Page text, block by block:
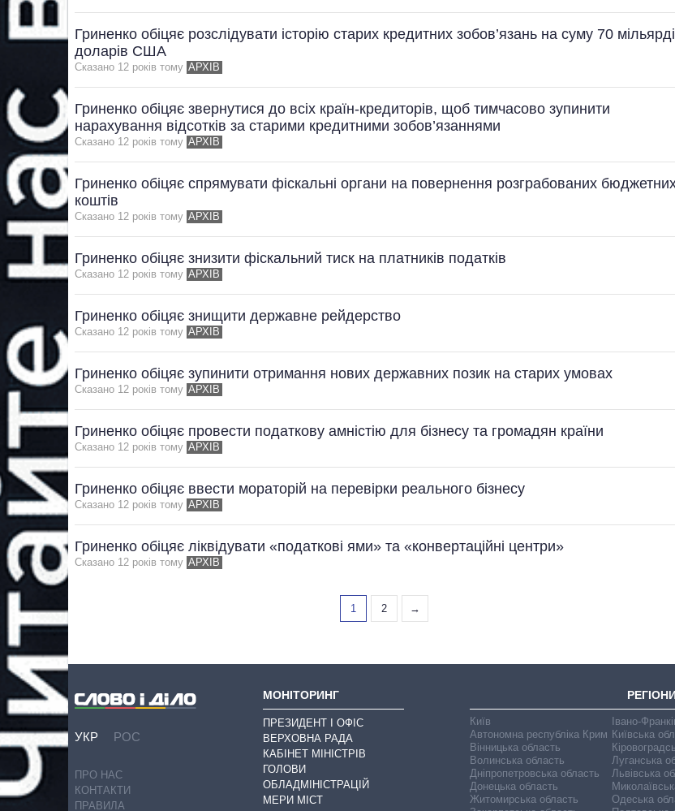
Гриненко обіцяє розслідувати історію старих кредитних зобов’язань на суму 70
доларів США
Сказано 12 рокiв тому АРХІВ
Гриненко обіцяє звернутися до всіх країн-кредиторів, щоб тимчасово зупинити
нарахування відсотків за старими кредитними зобов’язаннями
Сказано 12 рокiв тому АРХІВ
Гриненко обіцяє спрямувати фіскальні органи на повернення розграбованих
коштів
Сказано 12 рокiв тому АРХІВ
Гриненко обіцяє знизити фіскальний тиск на платників податків
Сказано 12 рокiв тому АРХІВ
Гриненко обіцяє знищити державне рейдерство
Сказано 12 рокiв тому АРХІВ
Гриненко обіцяє зупинити отримання нових державних позик на старих умовах
Сказано 12 рокiв тому АРХІВ
Гриненко обіцяє провести податкову амністію для бізнесу та громадян країни
Сказано 12 рокiв тому АРХІВ
Гриненко обіцяє ввести мораторій на перевірки реального бізнесу
Сказано 12 рокiв тому АРХІВ
Гриненко обіцяє ліквідувати «податкові ями» та «конвертаційні центри»
Сказано 12 рокiв тому АРХІВ
1 2 →
довго
УКР РОС
ПРО НАС
КОНТАКТИ
ПРАВИЛА
МОНІТОРИНГ
ПРЕЗИДЕНТ І ОФІС
ВЕРХОВНА РАДА
КАБІНЕТ МІНІСТРІВ
ГОЛОВИ
ОБЛАДМІНІСТРАЦІЙ
МЕРИ МІСТ
Київ
Автономна республіка Крим
Вінницька область
Волинська область
Дніпропетровська область
Донецька область
Житомирська область
Івано-
Київська
Луганська
Львівська
Одеська